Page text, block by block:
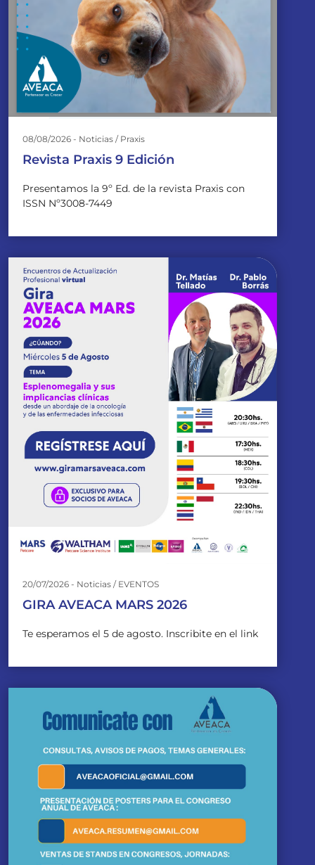
08/08/2026 - Noticias / Praxis
Revista Praxis 9 Edición
Presentamos la 9º Ed. de la revista Praxis con
ISSN Nº3008-7449
20/07/2026 - Noticias / EVENTOS
GIRA AVEACA MARS 2026
Te esperamos el 5 de agosto. Inscribite en el link